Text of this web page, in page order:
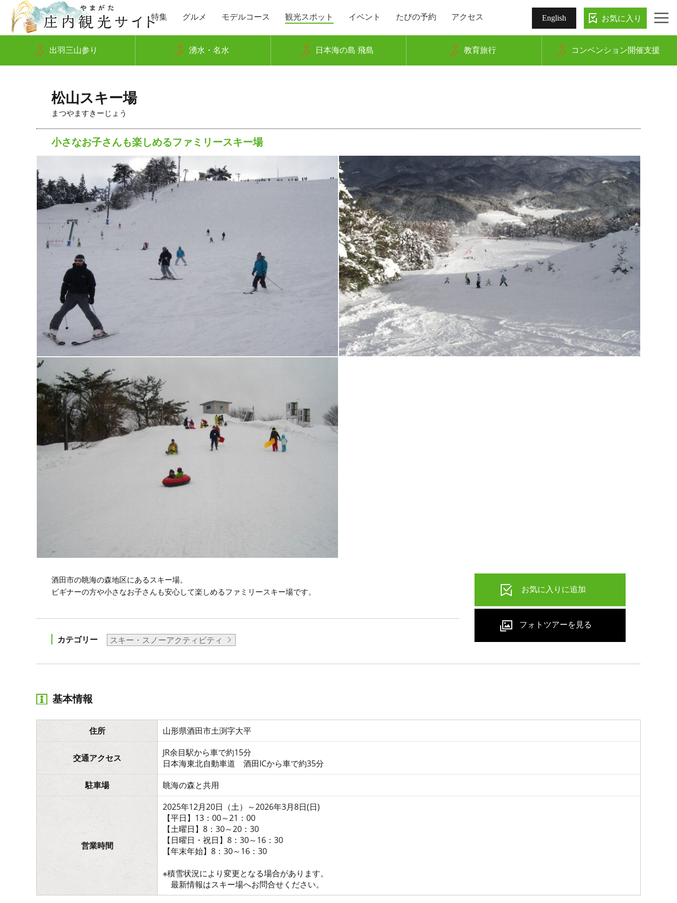
特集 グルメ モデルコース 観光スポット イベント たびの予約 アクセス English お気に入り
出羽三山参り 湧水・名水 日本海の島 飛島 教育旅行 コンベンション開催支援
松山スキー場
まつやますきーじょう
小さなお子さんも楽しめるファミリースキー場
酒田市の眺海の森地区にあるスキー場。
ビギナーの方や小さなお子さんも安心して楽しめるファミリースキー場です。
カテゴリー スキー・スノーアクティビティ
基本情報
住所 山形県酒田市土渕字大平
交通アクセス
JR余目駅から車で約15分
日本海東北自動車道 酒田ICから車で約35分
駐車場
眺海の森と共用
営業時間
2025年12月20日（土）～2026年3月8日(日)
【平日】13：00～21：00
【土曜日】8：30～20：30
【日曜日・祝日】8：30～16：30
【年末年始】8：30～16：30
※積雪状況により変更となる場合があります。
最新情報はスキー場へお問合せください。